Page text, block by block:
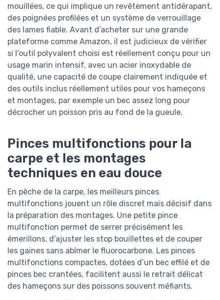
mouillées, ce qui implique un revêtement antidérapant,
des poignées profilées et un système de verrouillage
des lames fiable. Avant d’acheter sur une grande
plateforme comme Amazon, il est judicieux de vérifier
si l’outil polyvalent choisi est réellement conçu pour un
usage marin intensif, avec un acier inoxydable de
qualité, une capacité de coupe clairement indiquée et
des outils inclus réellement utiles pour vos hameçons
et montages, par exemple un bec assez long pour
décrocher un poisson pris au fond de la gueule.
Pinces multifonctions pour la
carpe et les montages
techniques en eau douce
En pêche de la carpe, les meilleurs pinces
multifonctions jouent un rôle discret mais décisif dans
la préparation des montages. Une petite pince
multifonction permet de serrer précisément les
émerillons, d’ajuster les stop bouillettes et de couper
les gaines sans abîmer le fluorocarbone. Les pinces
multifonctions compactes, dotées d’un bec effilé et de
pinces bec crantées, facilitent aussi le retrait délicat
des hameçons sur des poissons souvent méfiants.